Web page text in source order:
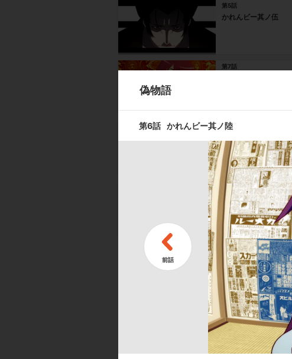
第5話
かれんビー其ノ伍
第7話
第9話
つきひフェニックス
第11話
つきひフェニックス
キャスト ／ スタッフ
阿良々木 暦:神谷浩史／阿良々木火憐:喜
城みゆき／千石撫子:花澤香菜／羽川 翼:
偽物語
第6話 かれんビー其ノ陸